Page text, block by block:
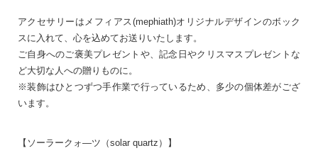
アクセサリーはメフィアス(mephiath)オリジナルデザインのボック
スに入れて、心を込めてお送りいたします。
ご自身へのご褒美プレゼントや、記念日やクリスマスプレゼントな
ど大切な人への贈りものに。
※装飾はひとつずつ手作業で行っているため、多少の個体差がござ
います。
【ソーラークォ―ツ（solar quartz）】